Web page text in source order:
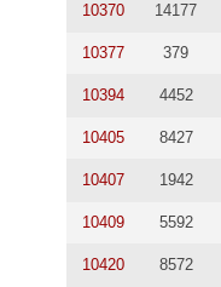
10370 14177
10377 379
10394 4452
10405 8427
10407 1942
10409 5592
10420 8572